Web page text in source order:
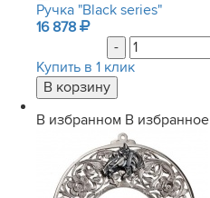
Ручка "Black series"
16 878
-
Купить в 1 клик
В избранном В избранное